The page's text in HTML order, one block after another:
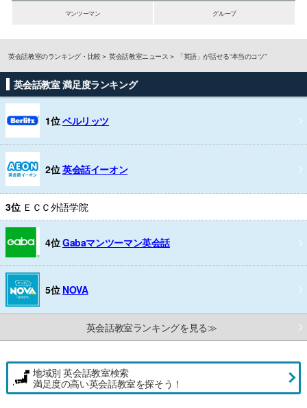
マンツーマン
グループ
英会話教室のランキング・比較 英会話教室ニュース 「英語」が話せる“本当のコツ”
英会話教室 満足度ランキング
1位ベルリッツ
2位英会話イーオン
3位 ＥＣＣ外語学院
4位Gabaマンツーマン英会話
5位 NOVA
英会話教室ランキングを見る≫
地域別 英会話教室検索
満足度の高い英会話教室を探そう！